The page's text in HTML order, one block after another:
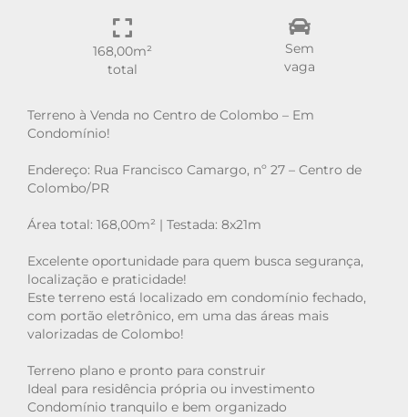
168,00m²
total
Sem
vaga
Terreno à Venda no Centro de Colombo – Em
Condomínio!
Endereço: Rua Francisco Camargo, nº 27 – Centro de
Colombo/PR
Área total: 168,00m² | Testada: 8x21m
Excelente oportunidade para quem busca segurança,
localização e praticidade!
Este terreno está localizado em condomínio fechado,
com portão eletrônico, em uma das áreas mais
valorizadas de Colombo!
Terreno plano e pronto para construir
Ideal para residência própria ou investimento
Condomínio tranquilo e bem organizado